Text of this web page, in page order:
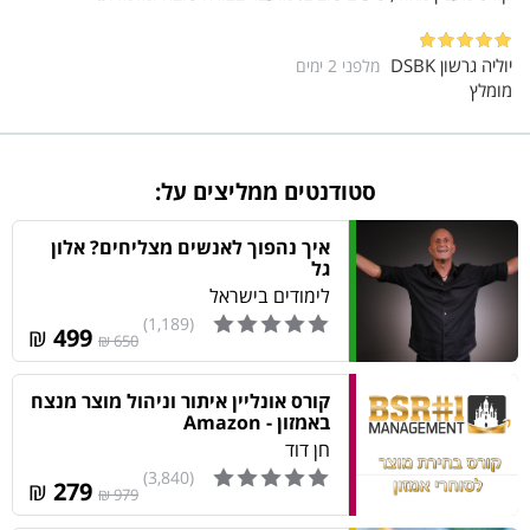
להסתובב לבד באירועים
2:13
16 להסתובב לבד באירועים
כיצד לתת יחס אישי לאנשים באירוע
18
3:20
19 הפיכת מידע מקוטע למידע איכותי
3:47
לא לחלק סתם כרטיסי ביקור
ניהול וניתוח המידע לאחר האירוע
4:11
כיצד לעניין בשיחה קצרה
22
מקום הזדמנויות
5:28
יוליה גרשון DSBK מלפני 2 ימים
מומלץ
סטודנטים ממליצים על:
איך נהפוך לאנשים מצליחים? אלון
גל
לימודים בישראל
(1,189)
650 ₪
₪
קורס אונליין איתור וניהול מוצר מנצח
באמזון - Amazon
חן דוד
(3,840)
979 ₪
₪